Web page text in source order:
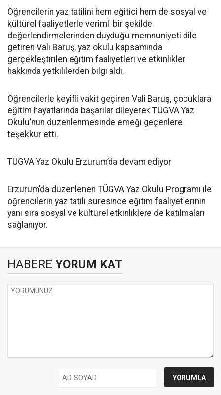
Öğrencilerin yaz tatilini hem eğitici hem de sosyal ve
kültürel faaliyetlerle verimli bir şekilde
değerlendirmelerinden duyduğu memnuniyeti dile
getiren Vali Baruş, yaz okulu kapsamında
gerçekleştirilen eğitim faaliyetleri ve etkinlikler
hakkında yetkililerden bilgi aldı.
Öğrencilerle keyifli vakit geçiren Vali Baruş, çocuklara
eğitim hayatlarında başarılar dileyerek TÜGVA Yaz
Okulu’nun düzenlenmesinde emeği geçenlere
teşekkür etti.
TÜGVA Yaz Okulu Erzurum’da devam ediyor
Erzurum’da düzenlenen TÜGVA Yaz Okulu Programı ile
öğrencilerin yaz tatili süresince eğitim faaliyetlerinin
yanı sıra sosyal ve kültürel etkinliklere de katılmaları
sağlanıyor.
HABERE YORUM KAT